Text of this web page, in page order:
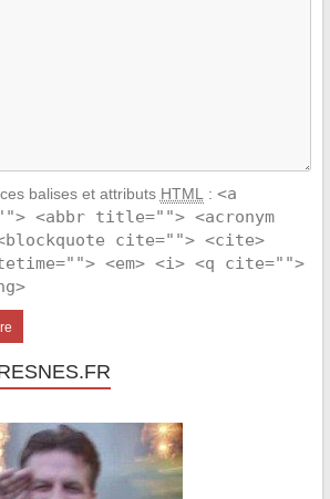
balises et attributs HTML : <a
<abbr title=""> <acronym
cite=""> <cite>
<em> <i> <q cite="">